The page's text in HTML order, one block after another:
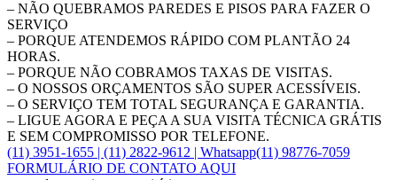
– NÃO QUEBRAMOS PAREDES E PISOS PARA FAZER O
SERVIÇO
– PORQUE ATENDEMOS RÁPIDO COM PLANTÃO 24
HORAS.
– PORQUE NÃO COBRAMOS TAXAS DE VISITAS.
– O NOSSOS ORÇAMENTOS SÃO SUPER ACESSÍVEIS.
– O SERVIÇO TEM TOTAL SEGURANÇA E GARANTIA.
– LIGUE AGORA E PEÇA A SUA VISITA TÉCNICA GRÁTIS
E SEM COMPROMISSO POR TELEFONE.
(11) 3951-1655 | (11) 2822-9612 | Whatsapp(11) 98776-7059
FORMULÁRIO DE CONTATO AQUI